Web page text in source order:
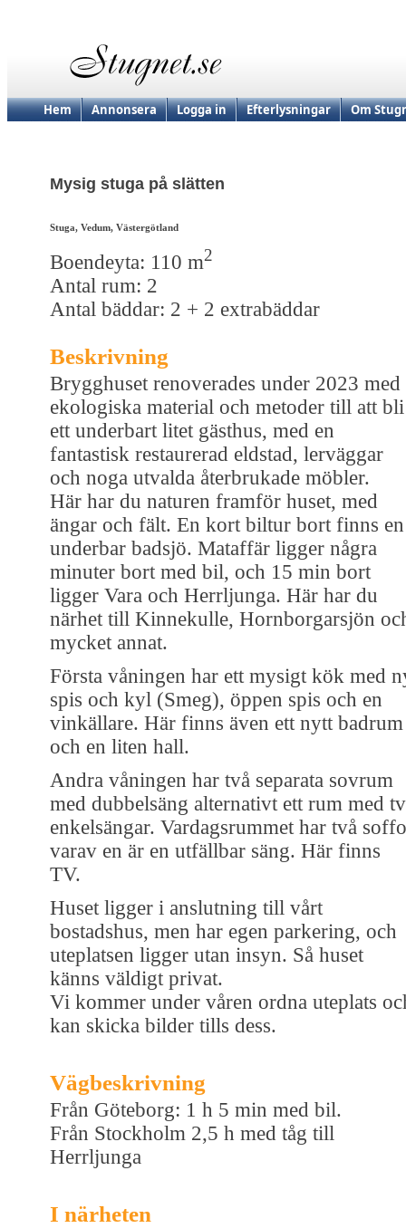
Hem Annonsera Logga in Efterlysningar Om
Mysig stuga på slätten
Stuga, Vedum, Västergötland
Boendeyta: 110 m2
Antal rum: 2
Antal bäddar: 2 + 2 extrabäddar
Beskrivning
Brygghuset renoverades under 2023 med
ekologiska material och metoder till att bli
ett underbart litet gästhus, med en
fantastisk restaurerad eldstad, lerväggar
och noga utvalda återbrukade möbler.
Här har du naturen framför huset, med
ängar och fält. En kort biltur bort finns en
underbar badsjö. Mataffär ligger några
minuter bort med bil, och 15 min bort
ligger Vara och Herrljunga. Här har du
närhet till Kinnekulle, Hornborgarsjön
mycket annat.
Första våningen har ett mysigt kök med
spis och kyl (Smeg), öppen spis och en
vinkällare. Här finns även ett nytt badrum
och en liten hall.
Andra våningen har två separata sovrum
med dubbelsäng alternativt ett rum med
enkelsängar. Vardagsrummet har två
varav en är en utfällbar säng. Här finns
TV.
Huset ligger i anslutning till vårt
bostadshus, men har egen parkering, och
uteplatsen ligger utan insyn. Så huset
känns väldigt privat.
Vi kommer under våren ordna uteplats
kan skicka bilder tills dess.
Vägbeskrivning
Från Göteborg: 1 h 5 min med bil.
Från Stockholm 2,5 h med tåg till
Herrljunga
I närheten